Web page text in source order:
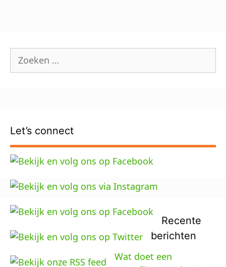
Zoek
naar:
Let’s connect
Recente
berichten
Wat doet een